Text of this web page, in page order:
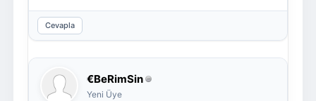
Cevapla
€BeRimSin
Yeni Üye